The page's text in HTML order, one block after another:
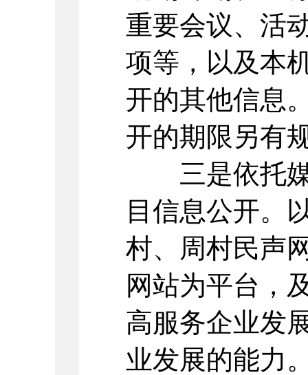
重要会议、活
项等，以及本
开的其他信息
开的期限另有
三是依托媒
目信息公开。
村、周村民声
网站为平台，
高服务企业发
业发展的能力